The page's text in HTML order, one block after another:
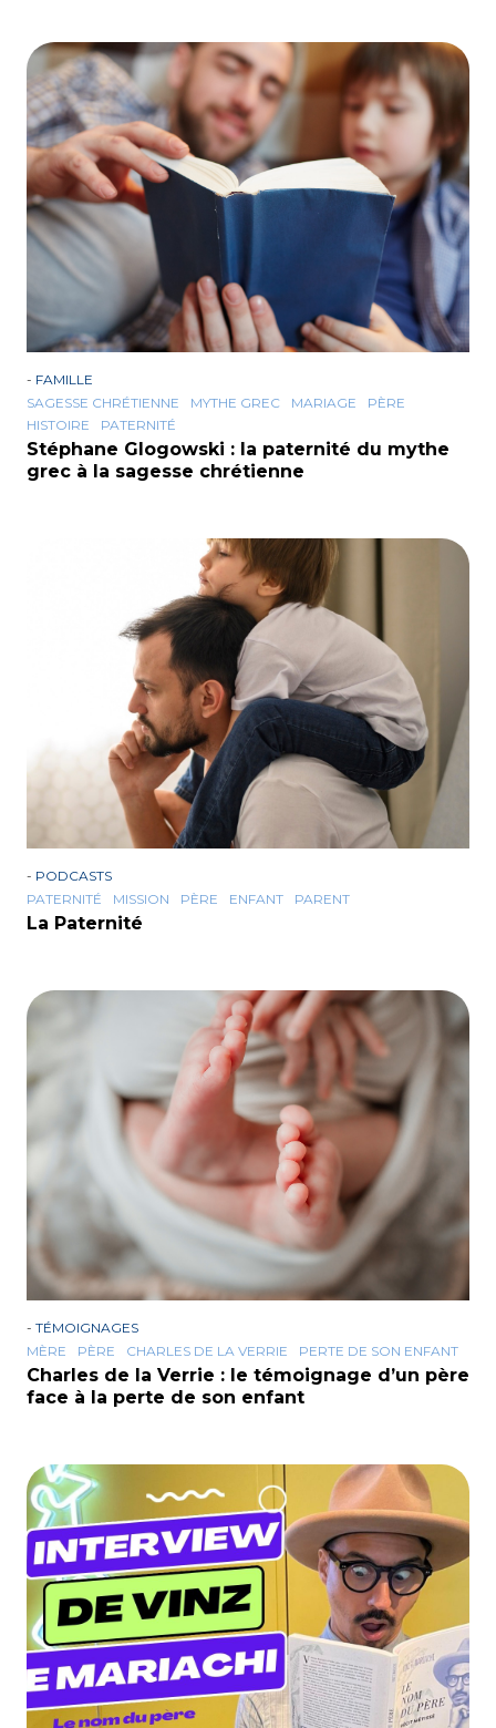
- FAMILLE
SAGESSE CHRÉTIENNE
MYTHE GREC MARIAGE
PÈRE
HISTOIRE
PATERNITÉ
Stéphane Glogowski : la paternité du mythe
grec à la sagesse chrétienne
- PODCASTS
PATERNITÉ
MISSION PÈRE ENFANT PARENT
La Paternité
- TÉMOIGNAGES
MÈRE
PÈRE CHARLES DE LA VERRIE PERTE DE SON ENFANT
Charles de la Verrie : le témoignage d’un père
face à la perte de son enfant